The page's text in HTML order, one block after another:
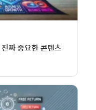
짜 중요한 콘텐츠